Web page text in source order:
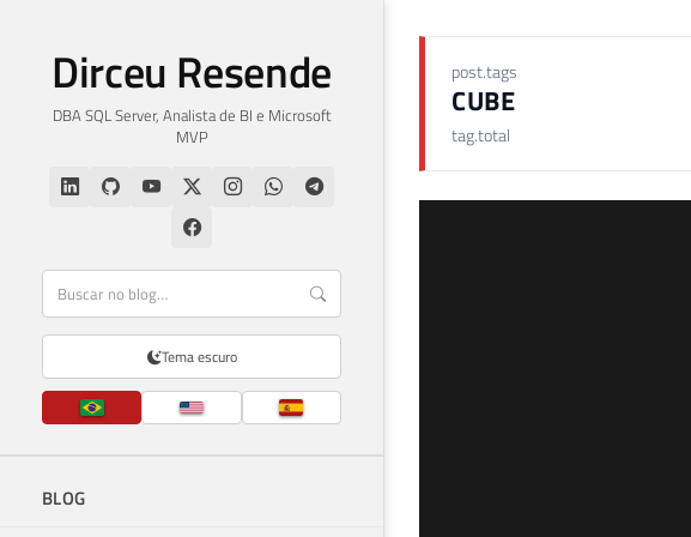
Dirceu Resende
DBA SQL Server, Analista de BI e Microsoft
MVP
Tema escuro
BLOG
post.tags
CUBE
tag.total